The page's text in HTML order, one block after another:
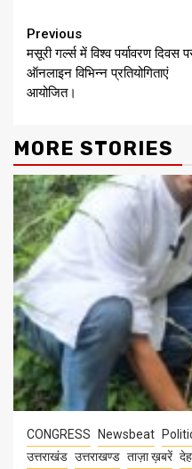
Continue
Reading
Previous
मसूरी गर्ल्स में विश्व पर्यावरण दिवस
ऑनलाइन विभिन्न प्रतियोगिताएं
आयोजित।
MORE STORIES
CONGRESS Newsbeat
उत्तराखंड उत्तराखण्ड ताज़ा ख़बरें